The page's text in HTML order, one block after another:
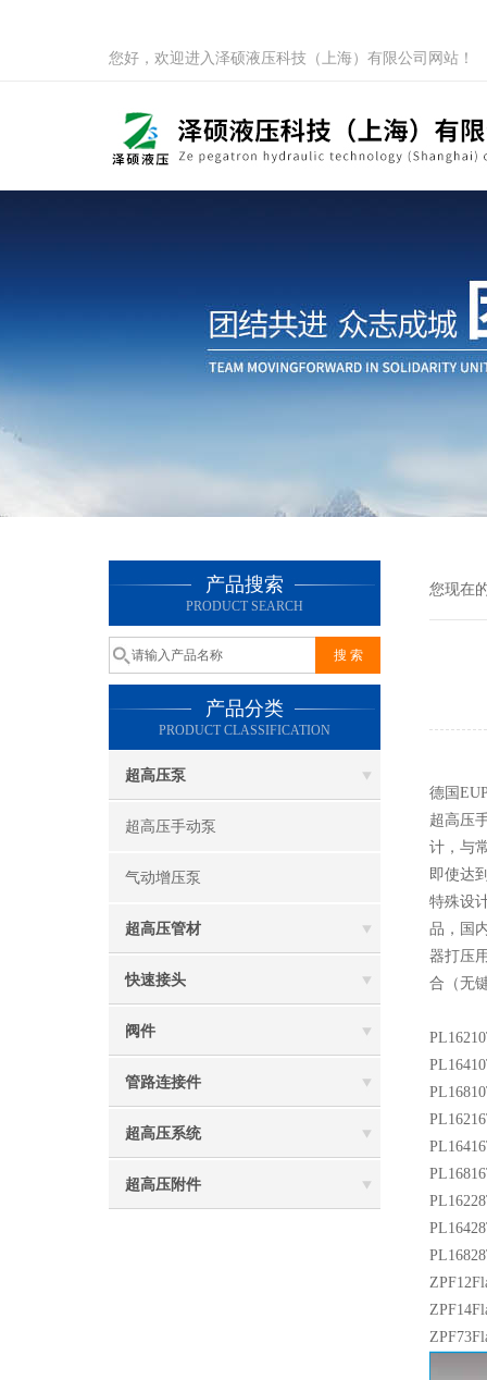
您好，欢迎进入泽硕液压科技（上海）有限公司网站！
产品搜索
PRODUCT SEARCH
产品分类
PRODUCT CLASSIFICATION
超高压泵
超高压手动泵
气动增压泵
超高压管材
快速接头
阀件
管路连接件
超高压系统
超高压附件
您现在
德国
超高压
计，与
即使达
特殊设
品，国
器打
合（无